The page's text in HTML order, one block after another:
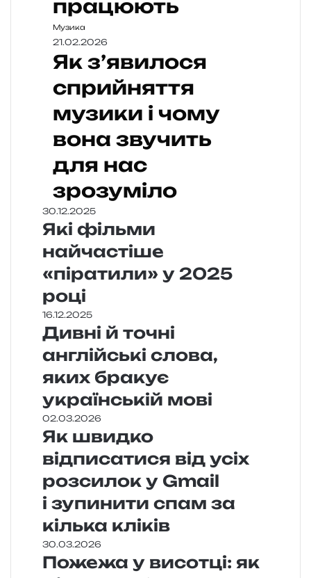
працюють
Музика
21.02.2026
Як з’явилося
сприйняття
музики і чому
вона звучить
для нас
зрозуміло
30.12.2025
Які фільми
найчастіше
«піратили» у 2025
році
16.12.2025
Дивні й точні
англійські слова,
яких бракує
українській мові
02.03.2026
Як швидко
відписатися від усіх
розсилок у Gmail
і зупинити спам за
кілька кліків
30.03.2026
Пожежа у висотці: як